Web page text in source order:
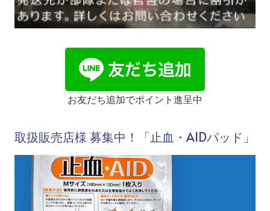
お友だち追加でポイント進呈中
取扱販売店様 募集中！「止血・AIDパッド」